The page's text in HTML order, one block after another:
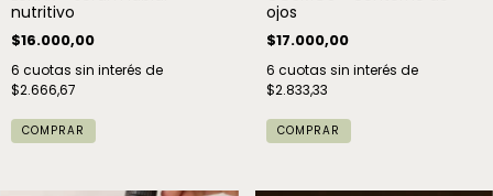
nutritivo
$16.000,00
6 cuotas sin interés de
$2.666,67
ojos
$17.000,00
6 cuotas sin interés de
$2.833,33